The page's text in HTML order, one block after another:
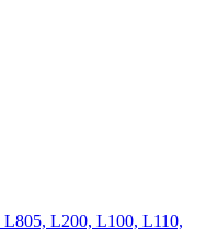
L805, L200, L100, L110,